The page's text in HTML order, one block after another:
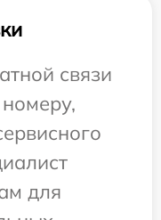
связи
для